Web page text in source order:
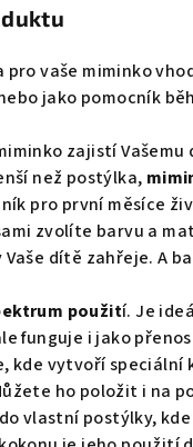
pro vaše miminko
jako pomocník
zajistí
než postýlka,
pro první měsíce
zvolíte barvu a
dítě zahřeje. A
použití. Je
funguje i jako
kde vytvoří speciální
ho položit i na
vlastní postýlky,